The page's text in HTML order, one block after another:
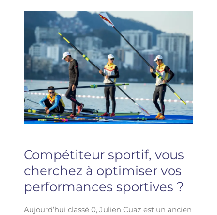
Compétiteur sportif, vous
cherchez à optimiser vos
performances sportives ?
Aujourd’hui classé 0, Julien Cuaz est un ancien